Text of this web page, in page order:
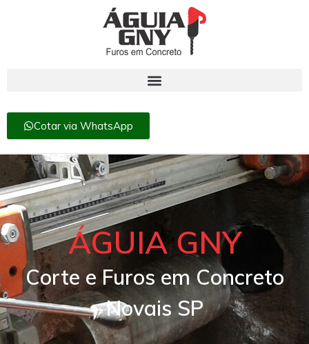
Cotar via WhatsApp
ÁGUIA GNY
Corte e Furos em Concreto
Novais SP